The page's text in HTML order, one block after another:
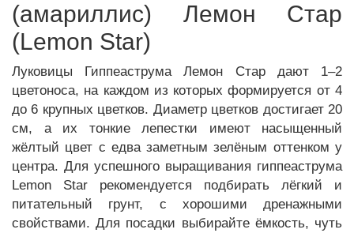
(амариллис) Лемон Стар
(Lemon Star)
Луковицы Гиппеаструма Лемон Стар дают 1–2
цветоноса, на каждом из которых формируется от 4
до 6 крупных цветков. Диаметр цветков достигает 20
см, а их тонкие лепестки имеют насыщенный
жёлтый цвет с едва заметным зелёным оттенком у
центра. Для успешного выращивания гиппеаструма
Lemon Star рекомендуется подбирать лёгкий и
питательный грунт, с хорошими дренажными
свойствами. Для посадки выбирайте ёмкость, чуть